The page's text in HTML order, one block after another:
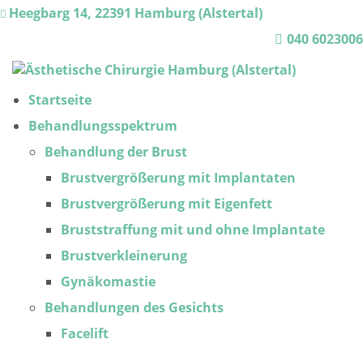
Heegbarg 14, 22391 Hamburg (Alstertal)
040 6023006
Startseite
Behandlungsspektrum
Behandlung der Brust
Brustvergrößerung mit Implantaten
Brustvergrößerung mit Eigenfett
Bruststraffung mit und ohne Implantate
Brustverkleinerung
Gynäkomastie
Behandlungen des Gesichts
Facelift